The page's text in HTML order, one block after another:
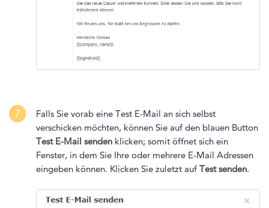
7
Falls Sie vorab eine Test E-Mail an sich selbst
verschicken möchten, können Sie auf den blauen Button
Test E-Mail senden klicken; somit öffnet sich ein
Fenster, in dem Sie Ihre oder mehrere E-Mail Adressen
eingeben können. Klicken Sie zuletzt auf Test senden.